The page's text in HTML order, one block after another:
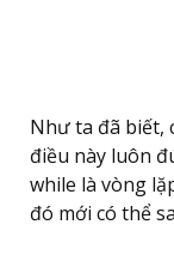
Như ta đã biết,
điều này luôn
while là vòng
đó mới có thể